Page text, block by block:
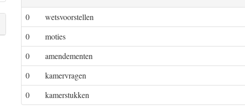
0
wetsvoorstellen
0
moties
0
amendementen
0
kamervragen
0
kamerstukken